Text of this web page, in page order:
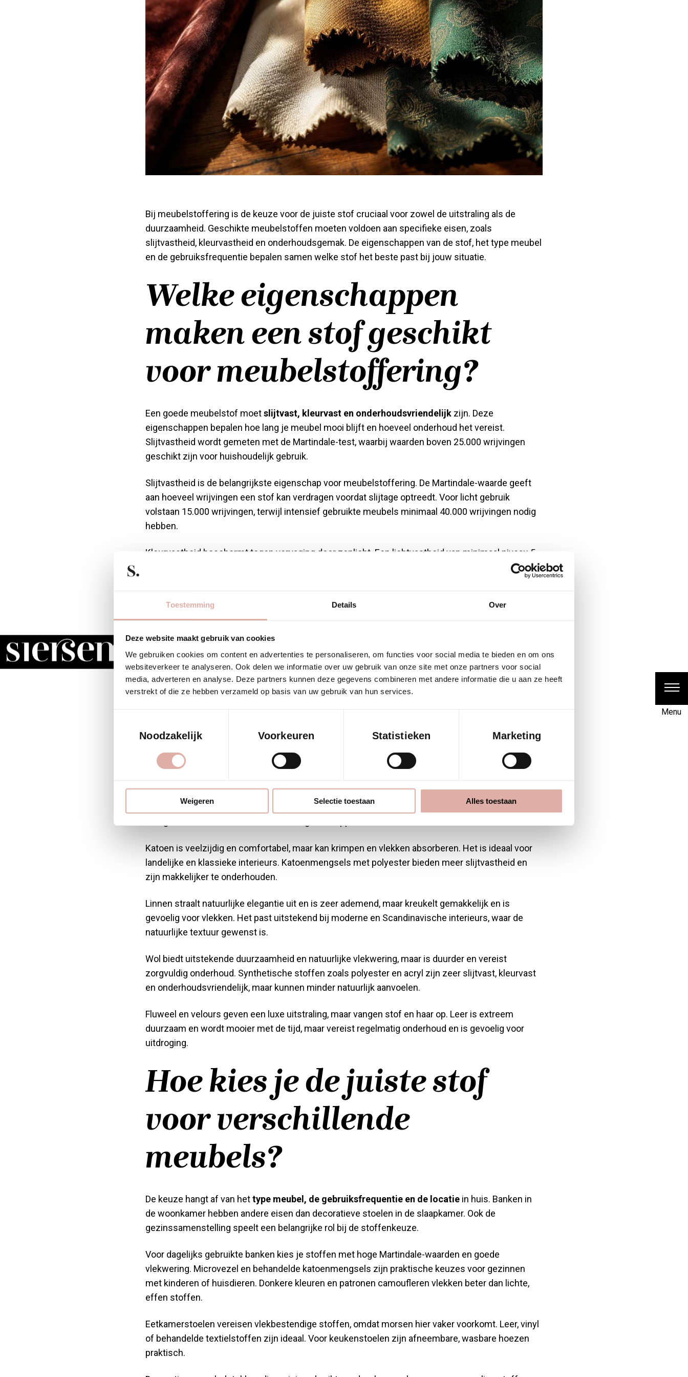
Toestemming Details Over
Deze website maakt gebruik van cookies
We gebruiken cookies om content en advertenties te personaliseren, om functies voor social media te bieden en om ons
websiteverkeer te analyseren. Ook delen we informatie over uw gebruik van onze site met onze partners voor social
media, adverteren en analyse. Deze partners kunnen deze gegevens combineren met andere informatie die u aan ze heeft
verstrekt of die ze hebben verzameld op basis van uw gebruik van hun services.
Noodzakelijk Voorkeuren Statistieken Marketing
Weigeren Selectie toestaan Alles toestaan
Menu
Bij meubelstoffering is de keuze voor de juiste stof cruciaal voor zowel de uitstraling als de
duurzaamheid. Geschikte meubelstoffen moeten voldoen aan specifieke eisen, zoals
slijtvastheid, kleurvastheid en onderhoudsgemak. De eigenschappen van de stof, het type meubel
en de gebruiksfrequentie bepalen samen welke stof het beste past bij jouw situatie.
Welke eigenschappen
maken een stof geschikt
voor meubelstoffering?
Een goede meubelstof moetslijtvast, kleurvast en onderhoudsvriendelijkzijn. Deze
eigenschappen bepalen hoe lang je meubel mooi blijft en hoeveel onderhoud het vereist.
Slijtvastheid wordt gemeten met de Martindale-test, waarbij waarden boven 25.000 wrijvingen
geschikt zijn voor huishoudelijk gebruik.
Slijtvastheid is de belangrijkste eigenschap voor meubelstoffering. De Martindale-waarde geeft
aan hoeveel wrijvingen een stof kan verdragen voordat slijtage optreedt. Voor licht gebruik
volstaan 15.000 wrijvingen, terwijl intensief gebruikte meubels minimaal 40.000 wrijvingen nodig
hebben.
Kleurvastheid beschermt tegen vervaging door zonlicht. Een lichtvastheid van minimaal niveau 5
op de schaal van 1-8 voorkomt dat kleuren snel vervagen. Ademend vermogen is essentieel voor
Onderhoudsgemak varieert per stoftype. Sommige stoffen zijn afneembaar en wasbaar, andere
vereisen professionele reiniging. Vlekbestendigheid door behandelingen zoals Scotchgard
vergemakkelijkt het dagelijkse onderhoud aanzienlijk.
Wat zijn de meest
populaire stoffen voor
meubelstoffering?
Katoen, linnen, wol en polyesterzijn de meest gebruikte materialen voor meubelstoffering. Elk
materiaal heeft specifieke voor- en nadelen die bepalen waar het het beste toegepast kan worden.
Katoen is veelzijdig en comfortabel, maar kan krimpen en vlekken absorberen. Het is ideaal voor
landelijke en klassieke interieurs. Katoenmengsels met polyester bieden meer slijtvastheid en
zijn makkelijker te onderhouden.
Linnen straalt natuurlijke elegantie uit en is zeer ademend, maar kreukelt gemakkelijk en is
gevoelig voor vlekken. Het past uitstekend bij moderne en Scandinavische interieurs, waar de
natuurlijke textuur gewenst is.
Wol biedt uitstekende duurzaamheid en natuurlijke vlekwering, maar is duurder en vereist
zorgvuldig onderhoud. Synthetische stoffen zoals polyester en acryl zijn zeer slijtvast, kleurvast
en onderhoudsvriendelijk, maar kunnen minder natuurlijk aanvoelen.
Fluweel en velours geven een luxe uitstraling, maar vangen stof en haar op. Leer is extreem
duurzaam en wordt mooier met de tijd, maar vereist regelmatig onderhoud en is gevoelig voor
uitdroging.
Hoe kies je de juiste stof
voor verschillende
meubels?
De keuze hangt af van hettype meubel, de gebruiksfrequentie en de locatiein huis. Banken in
de woonkamer hebben andere eisen dan decoratieve stoelen in de slaapkamer. Ook de
gezinssamenstelling speelt een belangrijke rol bij de stoffenkeuze.
Voor dagelijks gebruikte banken kies je stoffen met hoge Martindale-waarden en goede
vlekwering. Microvezel en behandelde katoenmengsels zijn praktische keuzes voor gezinnen
met kinderen of huisdieren. Donkere kleuren en patronen camoufleren vlekken beter dan lichte,
effen stoffen.
Eetkamerstoelen vereisen vlekbestendige stoffen, omdat morsen hier vaker voorkomt. Leer, vinyl
of behandelde textielstoffen zijn ideaal. Voor keukenstoelen zijn afneembare, wasbare hoezen
praktisch.